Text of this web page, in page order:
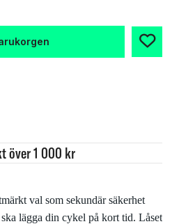
val som sekundär säkerhet
lägga din cykel på kort tid. Låset
över 1 000 kr